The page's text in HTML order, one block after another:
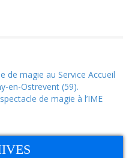
de magie au Service Accueil
en-Ostrevent (59).
de magie à l’IME